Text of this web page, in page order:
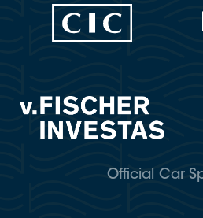
Official Car